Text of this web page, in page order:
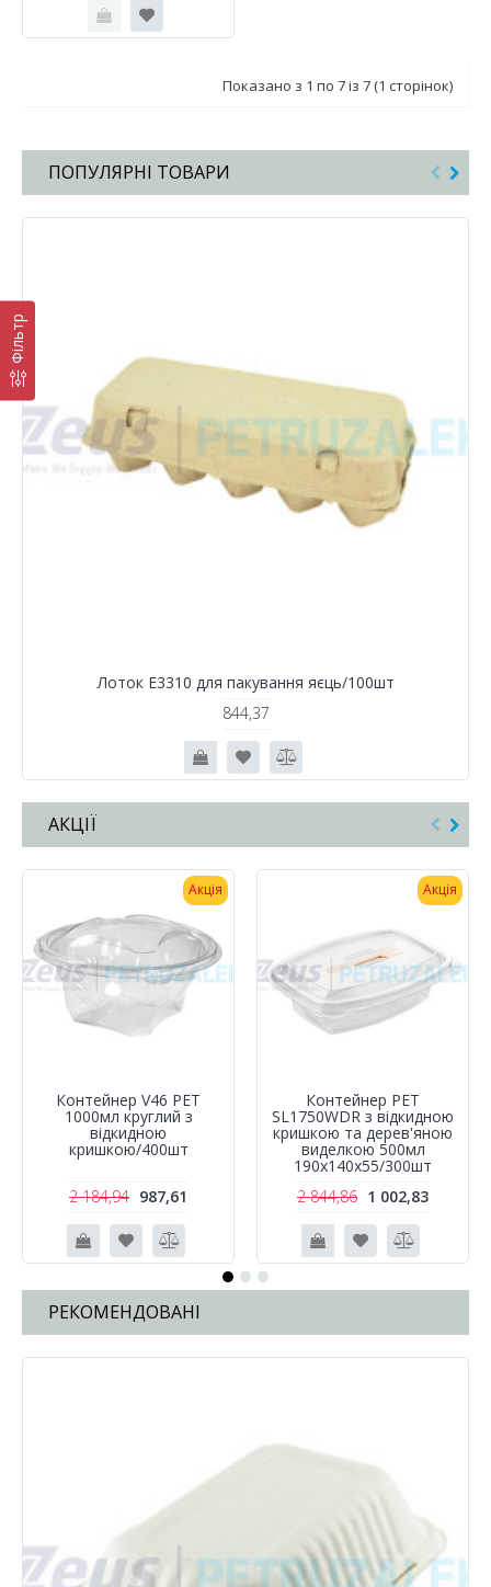
Фільтр
Показано з 1 по 7 із 7 (1 сторінок)
ПОПУЛЯРНІ ТОВАРИ
Лоток Е3310 для пакування яєць/100шт
844,37
АКЦІЇ
Акція
Контейнер V46 PET
1000мл круглий з
відкидною
кришкою/400шт
2 184,94 987,61
Акція
Контейнер РЕТ
SL1750WDR з відкидною
кришкою та дерев'яною
виделкою 500мл
190х140х55/300шт
2 844,86 1 002,83
РЕКОМЕНДОВАНІ